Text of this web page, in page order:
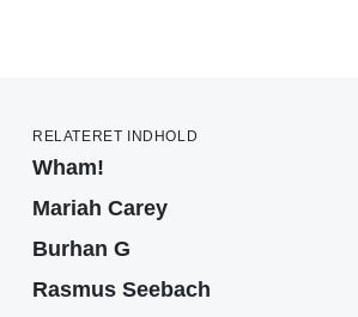
RELATERET INDHOLD
Wham!
Mariah Carey
Burhan G
Rasmus Seebach